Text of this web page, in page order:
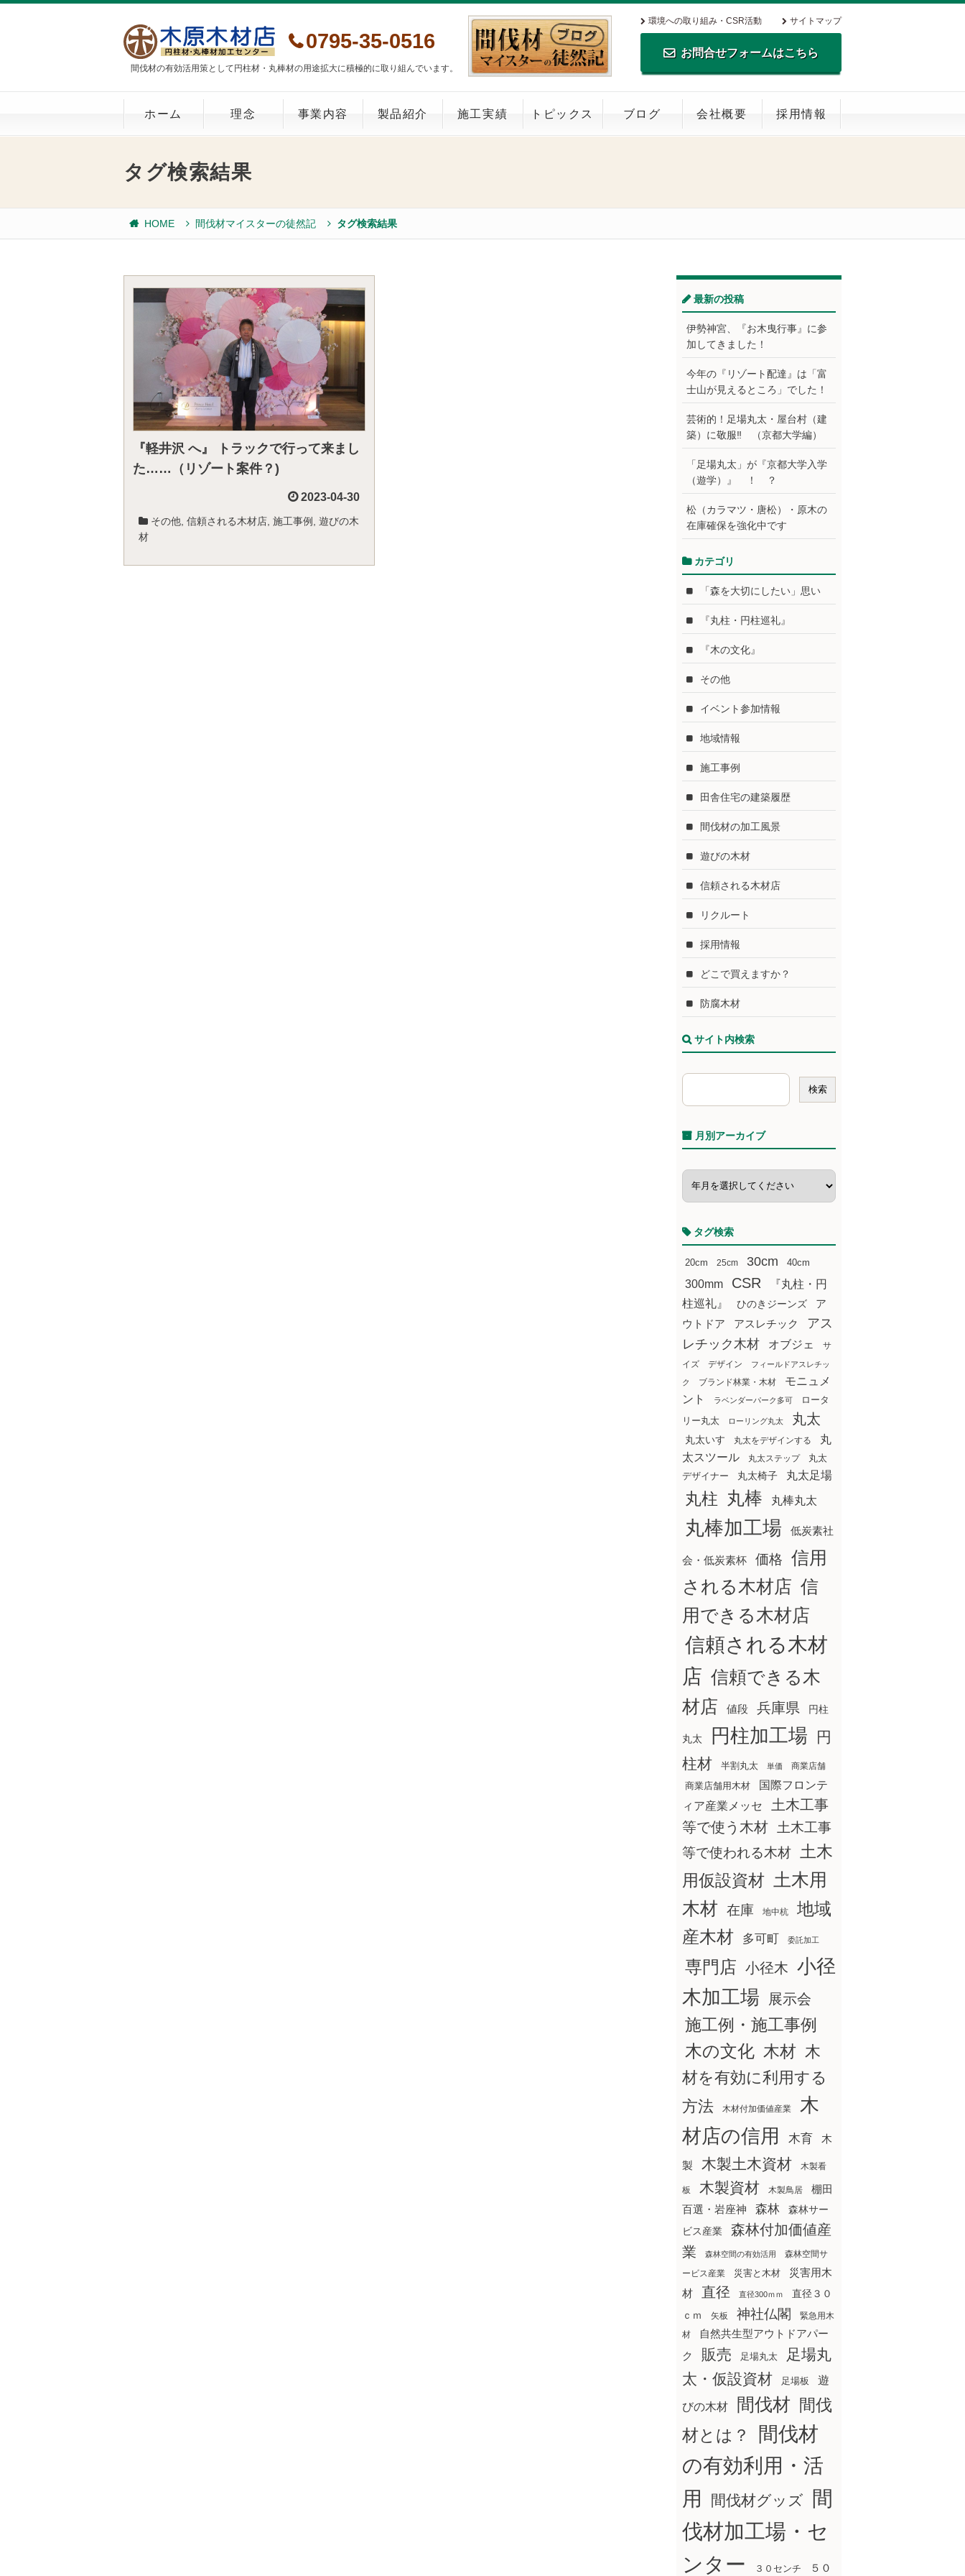
間伐材の有効活用策として円柱材・丸棒材の用途拡大に積極的に取り組んでいます。
0795-35-0516
環境への取り組み・CSR活動 サイトマップ
お問合せフォームはこちら
TEL.0795-35-0516 FAX.0795-35-
0269
ホーム 理念 事業内容 製品紹介 施工実績 トピックス ブログ 会社概要 採用情報
タグ検索結果
HOME 間伐材マイスターの徒然記 タグ検索結果
『軽井沢 へ』 トラックで行って来まし
た……（リゾート案件？)
2023-04-30
その他 信頼される木材店 施工事例
遊びの木
材
最新の投稿
伊勢神宮、『お木曳行事』に参
加してきました！
今年の『リゾート配達』は「富
士山が見えるところ」でした！
芸術的！足場丸太・屋台村（建
築）に敬服‼ （京都大学編）
「足場丸太」が『京都大学入学
（遊学）』 ！ ？
松（カラマツ・唐松）・原木の
在庫確保を強化中です
カテゴリ
「森を大切にしたい」思い
『丸柱・円柱巡礼』
『木の文化』
その他
イベント参加情報
地域情報
施工事例
田舎住宅の建築履歴
間伐材の加工風景
遊びの木材
信頼される木材店
リクルート
採用情報
どこで買えますか？
防腐木材
サイト内検索
月別アーカイブ
タグ検索
20cm 25cm 30cm 40cm
300mm CSR
『丸柱・円
柱巡礼』
ひのきジーンズ
ア
ウトドア
アスレチック
アス
レチック木材
オブジェ
サ
イズ
デザイン フィールドアスレチッ
ク ブランド林業・木材
モニュメ
ント
ラベンダーパーク多可
ロータ
リー丸太
ローリング丸太 丸太
丸太いす 丸太をデザインする
丸
太スツール
丸太ステップ
丸太
デザイナー
丸太椅子 丸太足場
丸柱 丸棒 丸棒丸太
丸棒加工場 低炭素社
会・低炭素杯 価格
信用
される木材店 信
用できる木材店
信頼される木材
店 信頼できる木
材店
値段 兵庫県 円柱
丸太 円柱加工場
円
柱材
半割丸太 単価 商業店舗
商業店舗用木材
国際フロンテ
ィア産業メッセ
土木工事
等で使う木材
土木工事
等で使われる木材
土木
用仮設資材 土木用
木材 在庫 地中杭
地域
産木材
多可町 委託加工
専門店 小径木 小径
木加工場
展示会
施工例・施工事例
木の文化 木材 木
材を有効に利用する
方法
木材付加価値産業
木
材店の信用
木育 木
製 木製土木資材 木製看
板 木製資材 木製鳥居
棚田
百選・岩座神
森林
森林サー
ビス産業
森林付加価値産
業
森林空間の有効活用
森林空間サ
ービス産業
災害と木材
災害用木
材
直径 直径300ｍｍ
直径３０
ｃｍ
矢板 神社仏閣
緊急用木
材
自然共生型アウトドアパー
ク
販売 足場丸太
足場丸
太・仮設資材
足場板 遊
びの木材 間伐材 間伐
材とは？
間伐材
の有効利用・活
用
間伐材グッズ
間
伐材加工場・セ
ンター
３０センチ ５０